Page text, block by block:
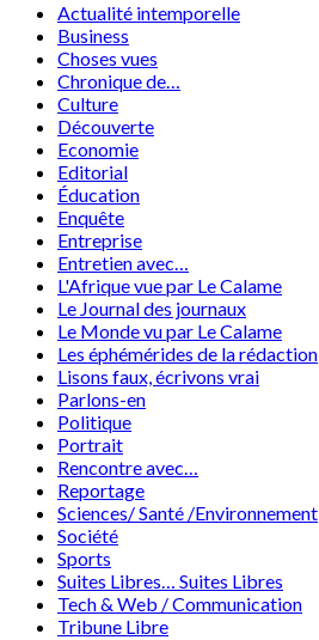
Actualité intemporelle
Business
Choses vues
Chronique de…
Culture
Découverte
Economie
Editorial
Éducation
Enquête
Entreprise
Entretien avec…
L'Afrique vue par Le Calame
Le Journal des journaux
Le Monde vu par Le Calame
Les éphémérides de la rédaction
Lisons faux, écrivons vrai
Parlons-en
Politique
Portrait
Rencontre avec…
Reportage
Sciences/ Santé /Environnement
Société
Sports
Suites Libres… Suites Libres
Tech & Web / Communication
Tribune Libre